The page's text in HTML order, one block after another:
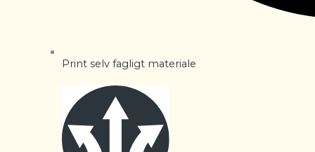
Print selv fagligt materiale